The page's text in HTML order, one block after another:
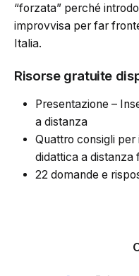
“forzata” perché
improvvisa per far
Italia.
Risorse gratuite
Presentazione –
a distanza
Quattro consigli
didattica a distanza
22 domande e